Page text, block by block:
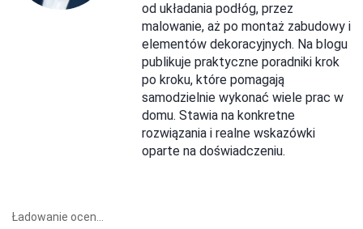
od układania podłóg, przez
malowanie, aż po montaż zabudowy i
elementów dekoracyjnych. Na blogu
publikuje praktyczne poradniki krok
po kroku, które pomagają
samodzielnie wykonać wiele prac w
domu. Stawia na konkretne
rozwiązania i realne wskazówki
oparte na doświadczeniu.
Ładowanie ocen...